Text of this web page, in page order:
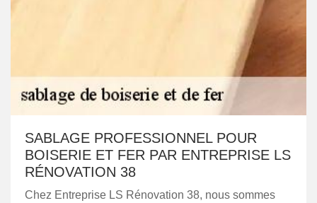
SABLAGE PROFESSIONNEL POUR
BOISERIE ET FER PAR ENTREPRISE LS
RÉNOVATION 38
Chez Entreprise LS Rénovation 38, nous sommes